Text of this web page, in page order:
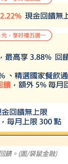
饋。(圖/袋鼠金融)